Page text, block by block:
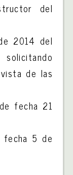
del
2014 del
de las
fecha 21
fecha 5 de